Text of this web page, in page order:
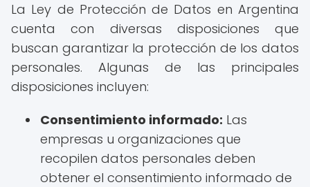
La Ley de Protección de Datos en Argentina
cuenta con diversas disposiciones que
buscan garantizar la protección de los datos
personales. Algunas de las principales
disposiciones incluyen:
Consentimiento informado: Las
empresas u organizaciones que
recopilen datos personales deben
obtener el consentimiento informado de